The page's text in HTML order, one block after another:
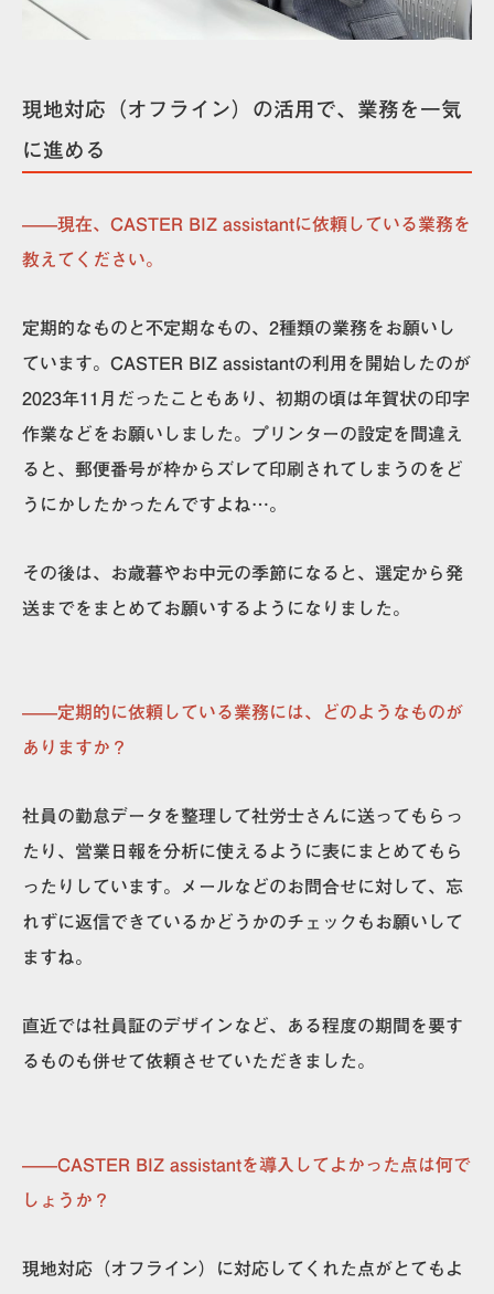
現地対応（オフライン）の活用で、業務を一気
に進める
——現在、CASTER BIZ assistantに依頼している業務を
教えてください。
定期的なものと不定期なもの、2種類の業務をお願いし
ています。CASTER BIZ assistantの利用を開始したのが
2023年11月だったこともあり、初期の頃は年賀状の印字
作業などをお願いしました。プリンターの設定を間違え
ると、郵便番号が枠からズレて印刷されてしまうのをど
うにかしたかったんですよね…。
その後は、お歳暮やお中元の季節になると、選定から発
送までをまとめてお願いするようになりました。
——定期的に依頼している業務には、どのようなものが
ありますか？
社員の勤怠データを整理して社労士さんに送ってもらっ
たり、営業日報を分析に使えるように表にまとめてもら
ったりしています。メールなどのお問合せに対して、忘
れずに返信できているかどうかのチェックもお願いして
ますね。
直近では社員証のデザインなど、ある程度の期間を要す
るものも併せて依頼させていただきました。
——CASTER BIZ assistantを導入してよかった点は何で
しょうか？
現地対応（オフライン）に対応してくれた点がとてもよ